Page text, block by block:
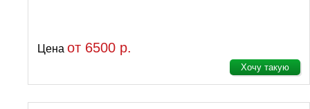
Цена от 6500 р.
Хочу такую